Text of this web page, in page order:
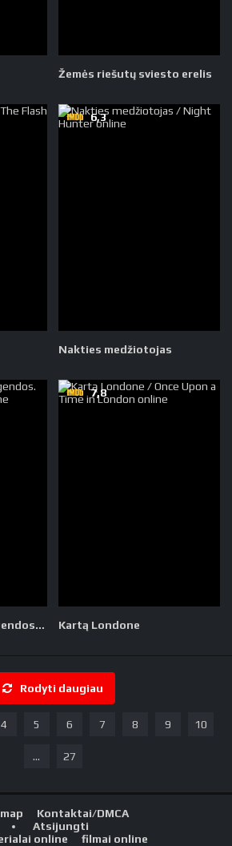
Žemės riešutų sviesto erelis
Nakties medžiotojas
6,3
Žūtbūtinio mūšio legendos. Skorpiono kerštas Kartą Londone
7,8
Rodyti daugiau
4 5 6 7 8 9 10
... 27
Kontaktai/DMCA
Atsijungti
online
filmai online